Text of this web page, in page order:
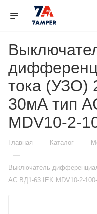
тока (УЗО)
30мА тип
MDV10-2-
Главная — Каталог —
—
Выключатель
AC ВД1-63 IEK MDV10-2-